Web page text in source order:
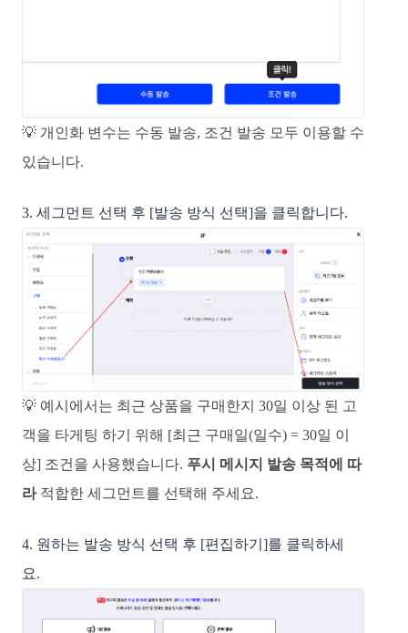
💡 개인화 변수는 수동 발송, 조건 발송 모두 이용할 수
있습니다.
3. 세그먼트 선택 후 [발송 방식 선택]을 클릭합니다.
💡 예시에서는 최근 상품을 구매한지 30일 이상 된 고
객을 타게팅 하기 위해 [최근 구매일(일수) = 30일 이
상] 조건을 사용했습니다. 푸시 메시지 발송 목적에 따
라 적합한 세그먼트를 선택해 주세요.
4. 원하는 발송 방식 선택 후 [편집하기]를 클릭하세
요.